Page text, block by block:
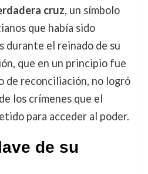
cruz, un símbolo
que había sido
durante el reinado de su
que en un principio fue
de reconciliación, no logró
los crímenes que el
para acceder al poder.
de su